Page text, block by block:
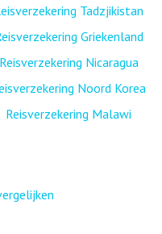
Tadzjikistan
Griekenland
Reisverzekering Nicaragua
Noord Korea
Reisverzekering Malawi